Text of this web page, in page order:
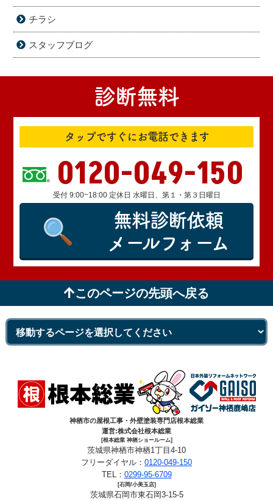
チラシ
スタッフブログ
診断無料
タップですぐにお電話できます
0120-049-150
受付 9:00~18:00 定休日 水曜日、第１・第３日曜日
無料診断依頼
メールフォーム
このページの先頭へ戻る
神栖市の屋根工事・外壁塗装専門店根本総業
運営:株式会社根本総業
[根本総業 神栖ショールーム]
茨城県神栖市神栖1丁目4-10
フリーダイヤル： 0120-049-150
TEL： 0299-95-6709
[石岡/小美玉店]
茨城県石岡市東石岡3-15-5